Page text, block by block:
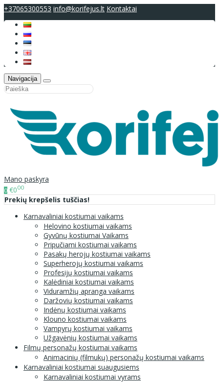
+37065300553 info@korifejus.lt Kontaktai
Navigacija
Mano paskyra
0 €000
Prekių krepšelis tuščias!
Karnavaliniai kostiumai vaikams
Helovino kostiumai vaikams
Gyvūnų kostiumai Vaikams
Pripučiami kostiumai vaikams
Pasakų herojų kostiumai vaikams
Superherojų kostiumai vaikams
Profesijų kostiumai vaikams
Kalėdiniai kostiumai vaikams
Viduramžių apranga vaikams
Daržovių kostiumai vaikams
Indėnų kostiumai vaikams
Klouno kostiumai vaikams
Vampyrų kostiumai vaikams
Užgavėnių kostiumai vaikams
Filmų personažų kostiumai vaikams
Animacinių (filmukų) personažų kostiumai vaikams
Karnavaliniai kostiumai suaugusiems
Karnavaliniai kostiumai vyrams